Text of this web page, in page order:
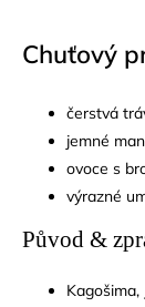
Chuťový
čerstvá
jemné
ovoce s
výrazné
Původ &
Kagošima,